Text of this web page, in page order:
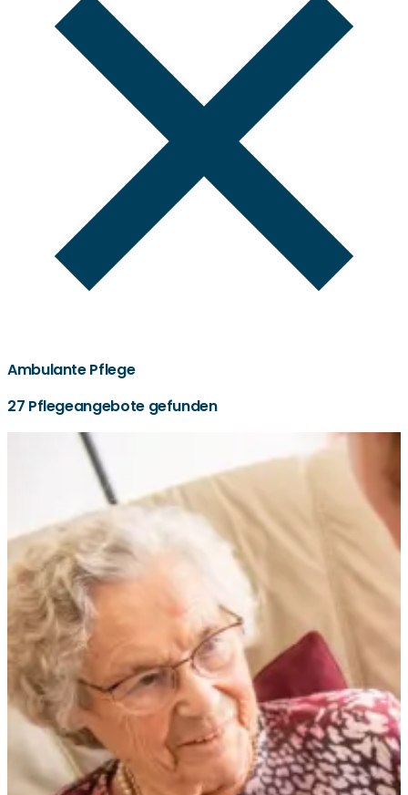
Ambulante Pflege
27 Pflegeangebote gefunden